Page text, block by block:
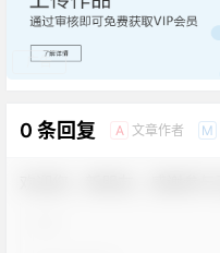
广告
0 条回复 A 文章作者 M